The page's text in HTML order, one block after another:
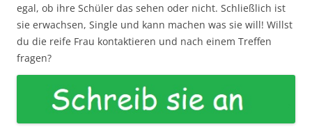
egal, ob ihre Schüler das sehen oder nicht. Schließlich ist
sie erwachsen, Single und kann machen was sie will! Willst
du die reife Frau kontaktieren und nach einem Treffen
fragen?